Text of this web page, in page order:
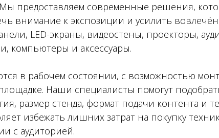
предоставляем современные решения,
внимание к экспозиции и усилить
LED-экраны, видеостены, проекторы,
компьютеры и аксессуары.
в рабочем состоянии, с возможностью
Наши специалисты помогут
размер стенда, формат подачи контента и
избежать лишних затрат на покупку
с аудиторией.